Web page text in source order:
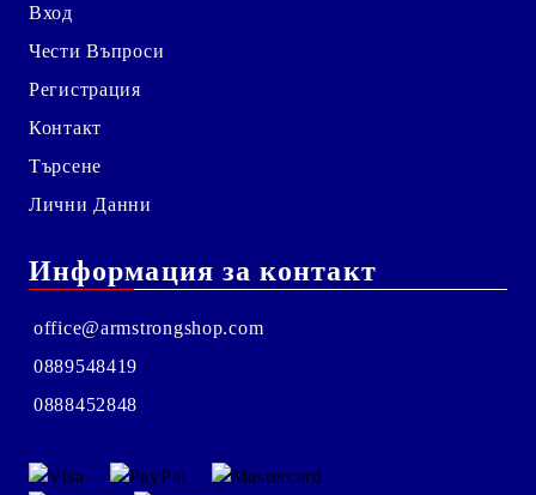
Вход
Чести Въпроси
Регистрация
Контакт
Търсене
Лични Данни
Информация за контакт
office@armstrongshop.com
0889548419
0888452848